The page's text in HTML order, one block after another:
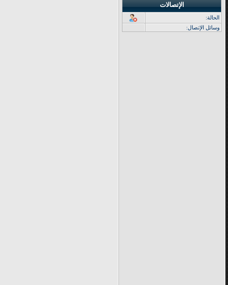
الإتصالات
الحالة:
وسائل الإتصال: